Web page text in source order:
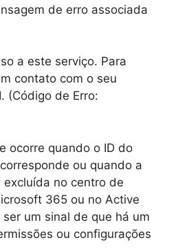
de erro associada
a este serviço. Para
contato com o seu
(Código de Erro:
ocorre quando o ID do
ou quando a
no centro de
365 ou no Active
um sinal de que há um
ou configurações